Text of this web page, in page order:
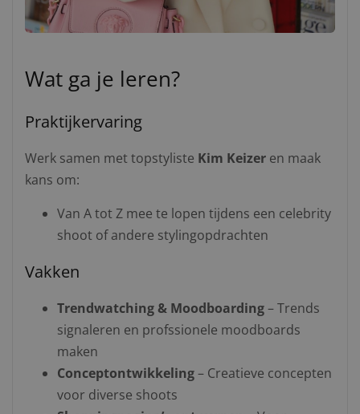
Wat ga je leren?
Praktijkervaring
Werk samen met topstyliste Kim Keizer en maak
kans om:
Van A tot Z mee te lopen tijdens een celebrity
shoot of andere stylingopdrachten
Vakken
Trendwatching & Moodboarding– Trends
signaleren en profssionele moodboards
maken
Conceptontwikkeling– Creatieve concepten
voor diverse shoots